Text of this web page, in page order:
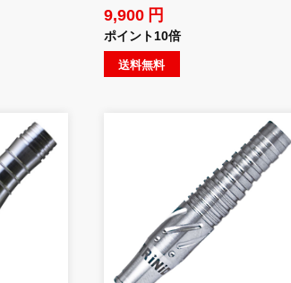
9,900 円
ポイント10倍
送料無料